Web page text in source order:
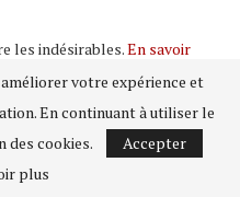
les indésirables.En savoir
de vos commentaires sont
votre expérience et
En continuant à utiliser le
des cookies.
Accepter
plus